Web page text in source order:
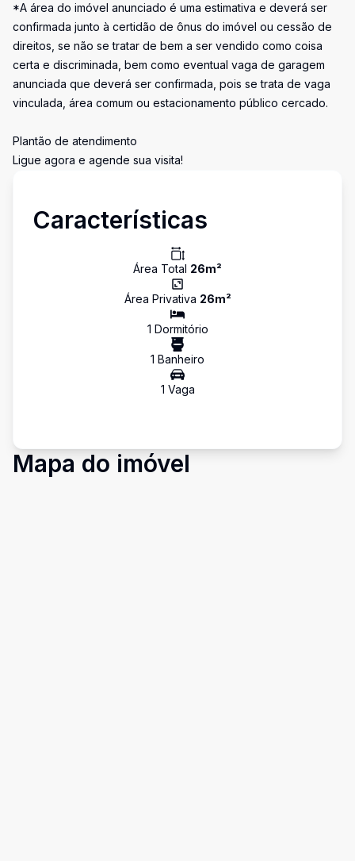
*A área do imóvel anunciado é uma estimativa e deverá ser
confirmada junto à certidão de ônus do imóvel ou cessão de
direitos, se não se tratar de bem a ser vendido como coisa
certa e discriminada, bem como eventual vaga de garagem
anunciada que deverá ser confirmada, pois se trata de vaga
vinculada, área comum ou estacionamento público cercado.
Plantão de atendimento
Ligue agora e agende sua visita!
Características
Área Total 26m²
Área Privativa 26m²
1 Dormitório
1 Banheiro
1 Vaga
Mapa do imóvel